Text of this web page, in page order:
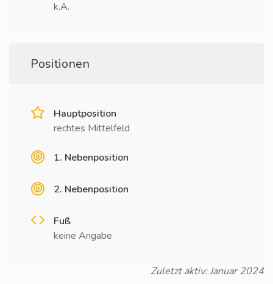
k.A.
Positionen
Hauptposition
rechtes Mittelfeld
1. Nebenposition
2. Nebenposition
Fuß
keine Angabe
Zuletzt aktiv: Januar 2024